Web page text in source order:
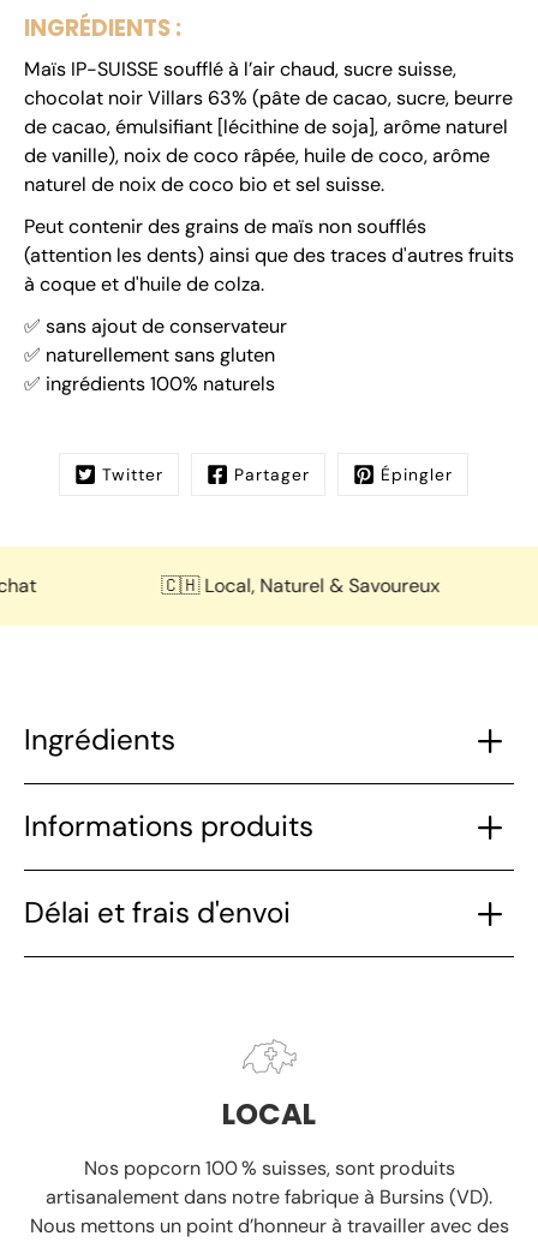
INGRÉDIENTS :
Maïs IP-SUISSE soufflé à l’air chaud, sucre suisse,
chocolat noir Villars 63% (pâte de cacao, sucre, beurre
de cacao, émulsifiant [lécithine desoja], arôme naturel
de vanille), noix de coco râpée, huile de coco, arôme
naturel de noix de coco bio et sel suisse.
Peut contenir des grains de maïs non soufflés
(attention les dents) ainsi que destraces d'autres fruits
à coqueet d'huile de colza.
✅ sans ajout de conservateur
✅ naturellement sans gluten
✅ ingrédients 100% naturels
Twitter Partager Épingler
🇨🇭 Local, Naturel & Savoureux
Ingrédients
Informations produits
Délai et frais d'envoi
LOCAL
Nos popcorn 100 % suisses, sont produits
artisanalementdans notre fabrique à Bursins (VD).
Nous mettons un point d’honneur à travailler avec des